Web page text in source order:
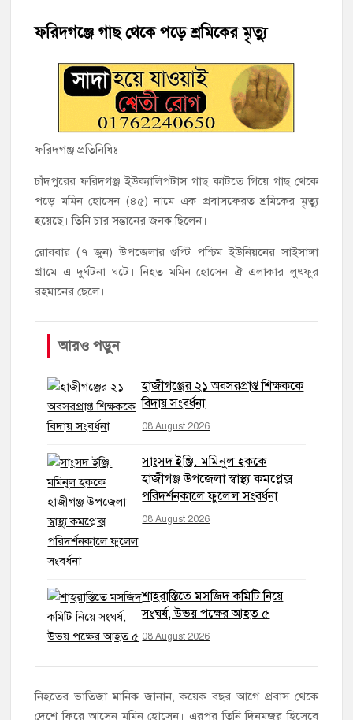
হাজীগঞ্জ পৌরসভার মেয়র প্রার্থী অ্যাড. টিটু টোরাগড় পূর্বপাড়া জামে
মসজিদে জুমা আদায়
হাজীগঞ্জে শিক্ষার্থীদের লেখাপড়ার মানোন্নয়নে ও উপস্থিতি নিশ্চিতকরণে
অভিভাবক সমাবেশ
হাজীগঞ্জে অস্বাস্থ্যকর পরিবেশে খাবার প্রস্তুত: ২ হোটেলকে ৪৫ হাজার
টাকা জরিমানা
হাজীগঞ্জের রাজারগাঁও উবিতে জুলাই গণঅভ্যুত্থান দিবস পালন
ফরিদগঞ্জে গাছ থেকে পড়ে শ্রমিকের মৃত্যু
ফরিদগঞ্জ প্রতিনিধিঃ
চাঁদপুরের ফরিদগঞ্জ ইউক্যালিপটাস গাছ কাটতে গিয়ে গাছ থেকে
পড়ে মমিন হোসেন (৪৫) নামে এক প্রবাসফেরত শ্রমিকের মৃত্যু
হয়েছে। তিনি চার সন্তানের জনক ছিলেন।
রোববার (৭ জুন) উপজেলার গুপ্টি পশ্চিম ইউনিয়নের সাইসাঙ্গা
গ্রামে এ দুর্ঘটনা ঘটে। নিহত মমিন হোসেন ঐ এলাকার লুৎফুর
রহমানের ছেলে।
আরও পড়ুন
হাজীগঞ্জের ২১ অবসরপ্রাপ্ত শিক্ষককে
বিদায় সংবর্ধনা
08 August 2026
সাংসদ ইঞ্জি. মমিনুল হককে
হাজীগঞ্জ উপজেলা স্বাস্থ্য কমপ্লেক্স
পরিদর্শনকালে ফুলেল সংবর্ধনা
08 August 2026
শাহরাস্তিতে মসজিদ কমিটি নিয়ে
সংঘর্ষ, উভয় পক্ষের আহত ৫
08 August 2026
নিহতের ভাতিজা মানিক জানান, কয়েক বছর আগে প্রবাস থেকে
দেশে ফিরে আসেন মমিন হোসেন। এরপর তিনি দিনমজুর হিসেবে